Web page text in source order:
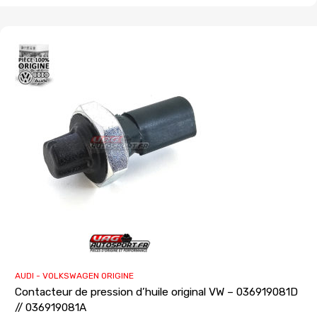
AUDI - VOLKSWAGEN ORIGINE
Contacteur de pression d’huile original VW – 036919081D
// 036919081A